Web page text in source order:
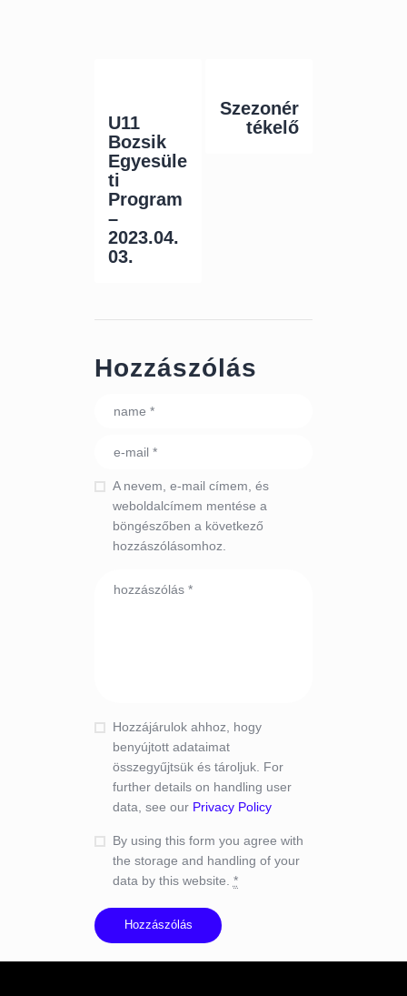
U11
Bozsik
Egyesüle
ti
Program
–
2023.04.
03.
Szezonér
tékelő
Hozzászólás
A nevem, e-mail címem, és
weboldalcímem mentése a
böngészőben a következő
hozzászólásomhoz.
Hozzájárulok ahhoz, hogy
benyújtott adataimat
összegyűjtsük és tároljuk. For
further details on handling user
data, see our Privacy Policy
By using this form you agree with
the storage and handling of your
data by this website. *